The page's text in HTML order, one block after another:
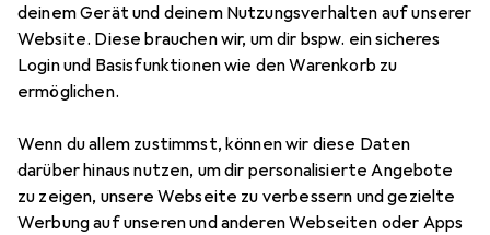
deinem Gerät und deinem Nutzungsverhalten auf unserer
Website. Diese brauchen wir, um dir bspw. ein sicheres
Login und Basisfunktionen wie den Warenkorb zu
ermöglichen.
Wenn du allem zustimmst, können wir diese Daten
darüber hinaus nutzen, um dir personalisierte Angebote
zu zeigen, unsere Webseite zu verbessern und gezielte
Werbung auf unseren und anderen Webseiten oder Apps